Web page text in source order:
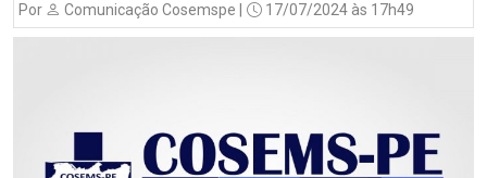
Por Comunicação Cosemspe | 17/07/2024 às 17h49